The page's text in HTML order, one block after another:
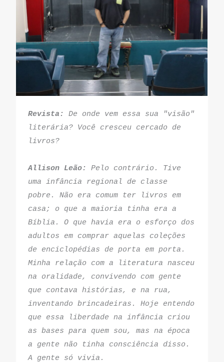
Revista: De onde vem essa sua "visão"
literária? Você cresceu cercado de
livros?
Allison Leão: Pelo contrário. Tive
uma infância regional de classe
pobre. Não era comum ter livros em
casa; o que a maioria tinha era a
Bíblia. O que havia era o esforço dos
adultos em comprar aquelas coleções
de enciclopédias de porta em porta.
Minha relação com a literatura nasceu
na oralidade, convivendo com gente
que contava histórias, e na rua,
inventando brincadeiras. Hoje entendo
que essa liberdade na infância criou
as bases para quem sou, mas na época
a gente não tinha consciência disso.
A gente só vivia.